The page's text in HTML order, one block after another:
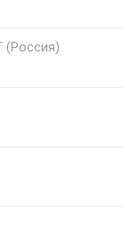
(Россия)